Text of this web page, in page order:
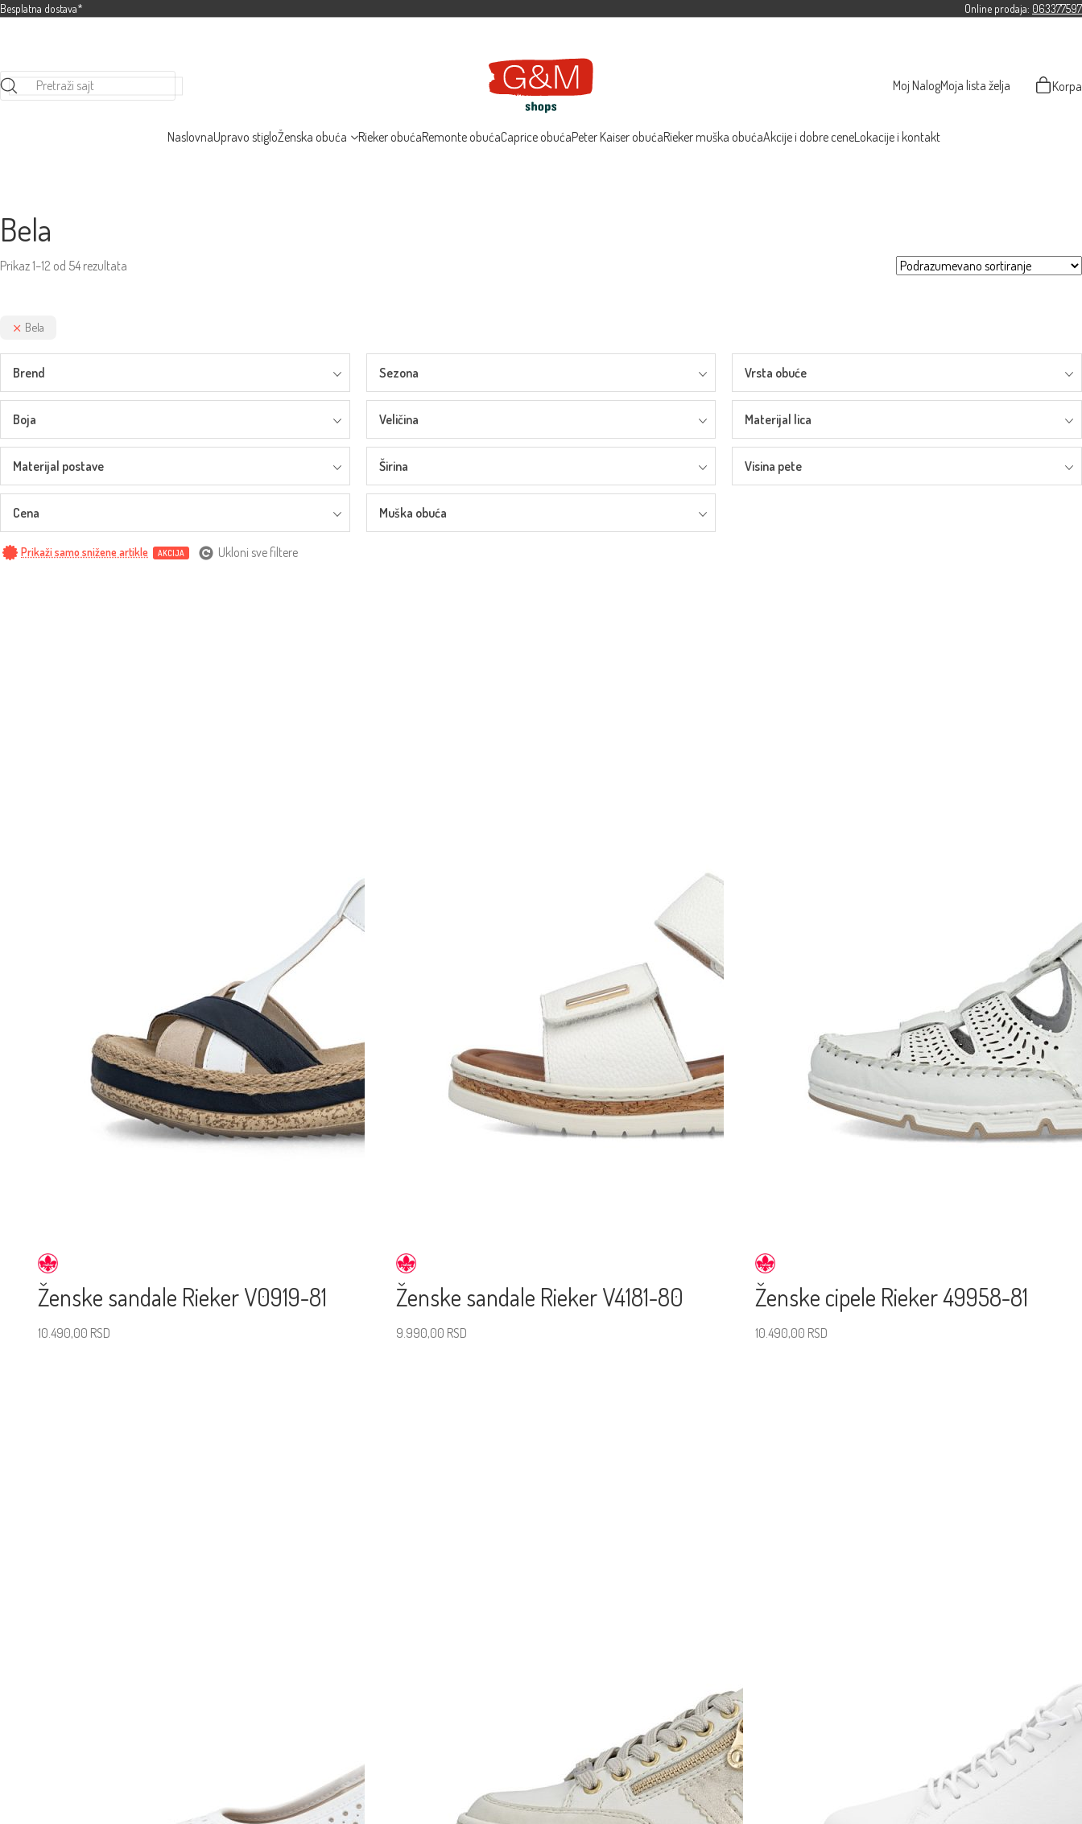
Besplatna dostava* Online prodaja: 063377597
Pretraži sajt Moj NalogMoja lista želja Korpa
NaslovnaUpravo stigloŽenska obuća Rieker obućaRemonte obućaCaprice obućaPeter Kaiser obućaRieker muška obućaAkcije i dobre ceneLokacije i kontakt
Bela
Prikaz 1–12 od 54 rezultata
Bela
Brend Sezona Vrsta obuće
Boja Veličina Materijal lica
Materijal postave Širina Visina pete
Cena Muška obuća
Prikaži samo snižene artikle Ukloni sve filtere
Ženske sandale Rieker V0919-81
10.490,00 RSD
Ženske sandale Rieker V4181-80
9.990,00 RSD
Ženske cipele Rieker 49958-81
10.490,00 RSD